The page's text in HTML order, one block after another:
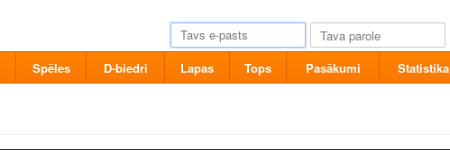
Spēles D-biedri Lapas Tops Pasākumi Statistika